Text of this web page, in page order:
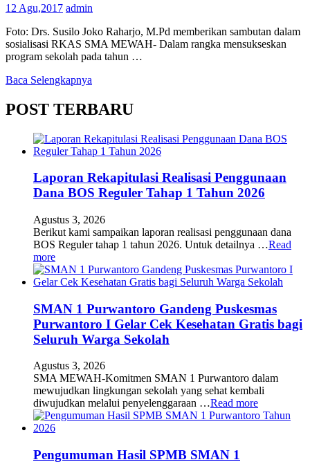
12 Agu,2017 admin
Foto: Drs. Susilo Joko Raharjo, M.Pd memberikan sambutan dalam
sosialisasi RKAS SMA MEWAH- Dalam rangka mensukseskan
program sekolah pada tahun …
Baca Selengkapnya
POST TERBARU
Laporan Rekapitulasi Realisasi Penggunaan
Dana BOS Reguler Tahap 1 Tahun 2026
Agustus 3, 2026
Berikut kami sampaikan laporan realisasi penggunaan dana
BOS Reguler tahap 1 tahun 2026. Untuk detailnya …Read
more
SMAN 1 Purwantoro Gandeng Puskesmas
Purwantoro I Gelar Cek Kesehatan Gratis bagi
Seluruh Warga Sekolah
Agustus 3, 2026
SMA MEWAH-Komitmen SMAN 1 Purwantoro dalam
mewujudkan lingkungan sekolah yang sehat kembali
diwujudkan melalui penyelenggaraan …Read more
Pengumuman Hasil SPMB SMAN 1